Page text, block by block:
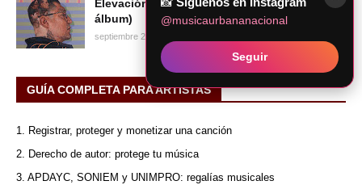
Elevación - Warrior Rapper School (Full
álbum)
septiembre 20, 2024
GUÍA COMPLETA PARA ARTISTAS
1. Registrar, proteger y monetizar una canción
2. Derecho de autor: protege tu música
3. APDAYC, SONIEM y UNIMPRO: regalías musicales
@musicaurbananacional
Seguir